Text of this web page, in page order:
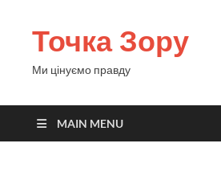
Точка Зору
Ми цінуємо правду
MAIN MENU